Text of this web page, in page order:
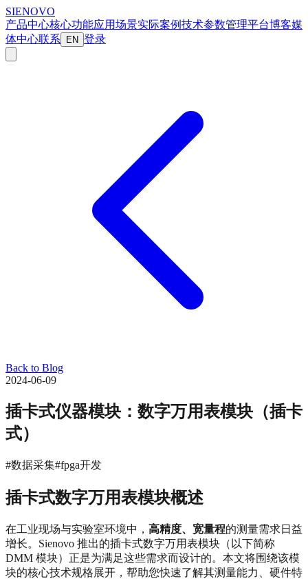
SIENOVO
产品中心核心功能应用场景实际案例技术参数管理平台博客媒
体中心联系 EN 登录
Back to Blog
2024-06-09
插卡式仪器模块：数字万用表模块（插卡
式）
#数据采集#fpga开发
插卡式数字万用表模块概述
在工业现场与实验室环境中， 高精度、宽量程的测量需求日益
增长。Sienovo 推出的插卡式数字万用表模块（以下简称
DMM 模块）正是为满足这些需求而设计的。本文将围绕该模
块的核心技术规格展开，帮助您快速了解其测量能力、硬件特